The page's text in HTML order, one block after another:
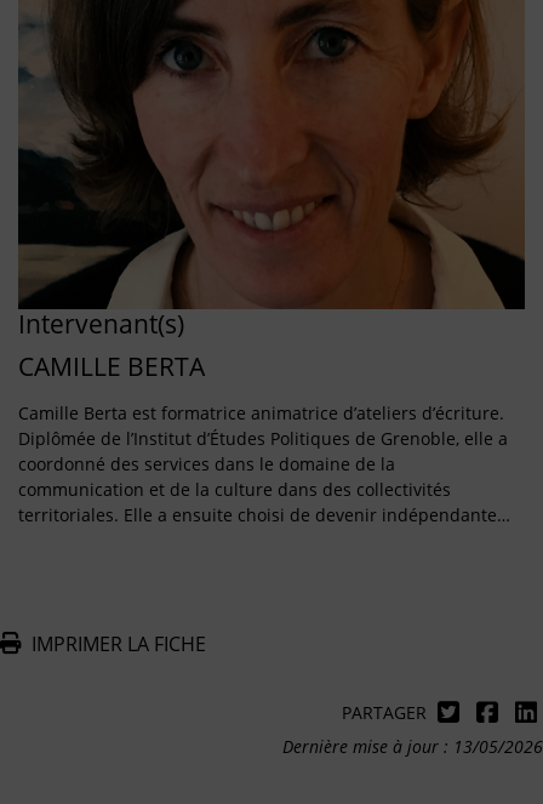
Intervenant(s)
CAMILLE BERTA
Camille Berta est formatrice animatrice d’ateliers d’écriture.
Diplômée de l’Institut d’Études Politiques de Grenoble, elle a
coordonné des services dans le domaine de la
communication et de la culture dans des collectivités
territoriales. Elle a ensuite choisi de devenir indépendante…
IMPRIMER LA FICHE
PARTAGER
Dernière mise à jour : 13/05/2026